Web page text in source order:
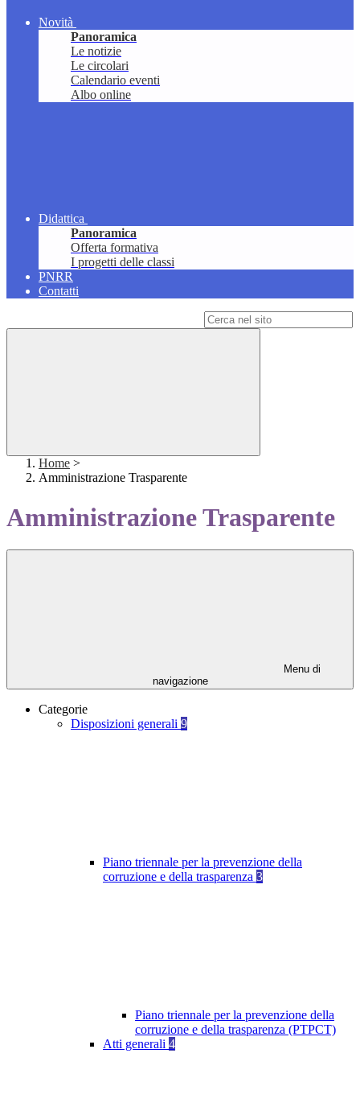
Novità
Panoramica
Le notizie
Le circolari
Calendario eventi
Albo online
Didattica
Panoramica
Offerta formativa
I progetti delle classi
PNRR
Contatti
Home >
Amministrazione Trasparente
Amministrazione Trasparente
Menu di
navigazione
Categorie
Disposizioni generali 9
Piano triennale per la prevenzione della
corruzione e della trasparenza 3
Piano triennale per la prevenzione della
corruzione e della trasparenza (PTPCT)
Atti generali 4